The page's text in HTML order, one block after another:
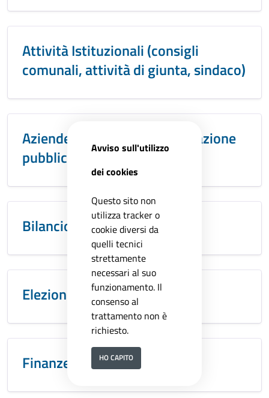
Attività Istituzionali (consigli
comunali, attività di giunta, sindaco)
Aziende e agenzie a partecipazione
pubblica
Bilancio
Elezioni
Finanze e tributi
Avviso sull'utilizzo
dei cookies
Questo sito non
utilizza tracker o
cookie diversi da
quelli tecnici
strettamente
necessari al suo
funzionamento. Il
consenso al
trattamento non è
richiesto.
HO CAPITO